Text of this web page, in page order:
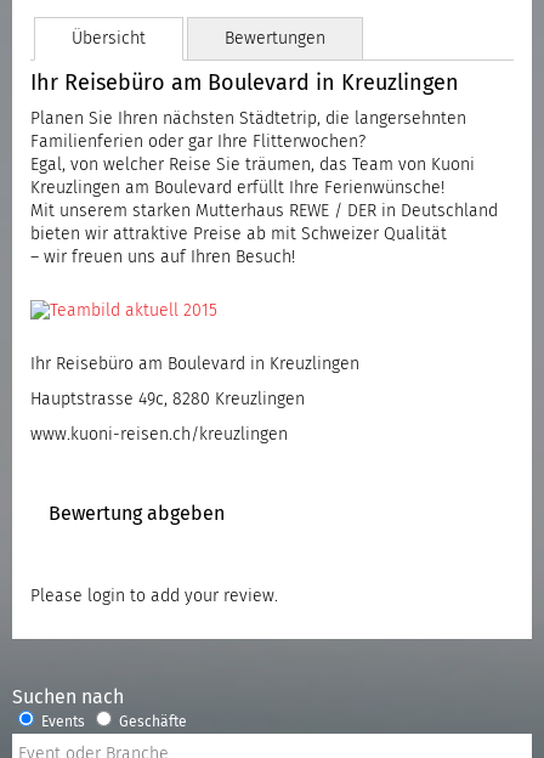
Übersicht Bewertungen
Ihr Reisebüro am Boulevard in Kreuzlingen
Planen Sie Ihren nächsten Städtetrip, die langersehnten
Familienferien oder gar Ihre Flitterwochen?
Egal, von welcher Reise Sie träumen, das Team von Kuoni
Kreuzlingen am Boulevard erfüllt Ihre Ferienwünsche!
Mit unserem starken Mutterhaus REWE / DER in Deutschland
bieten wir attraktive Preise ab mit Schweizer Qualität
– wir freuen uns auf Ihren Besuch!
Ihr Reisebüro am Boulevard in Kreuzlingen
Hauptstrasse 49c, 8280 Kreuzlingen
www.kuoni-reisen.ch/kreuzlingen
Bewertung abgeben
Please login to add your review.
Suchen nach
Events Geschäfte